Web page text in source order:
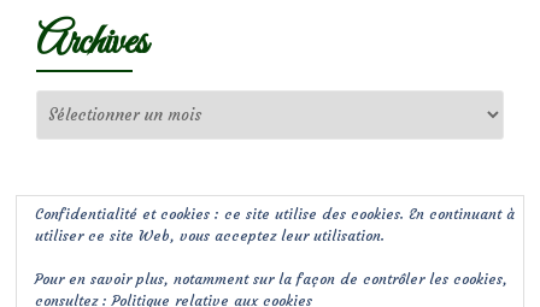
Archives
Confidentialité et cookies : ce site utilise des cookies. En continuant à
utiliser ce site Web, vous acceptez leur utilisation.
Pour en savoir plus, notamment sur la façon de contrôler les cookies,
consultez :Politique relative aux cookies